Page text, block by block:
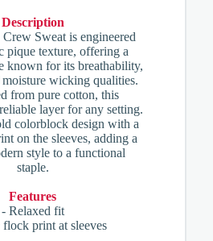
Description
Sweat is engineered
pique texture, offering a
known for its breathability,
wicking qualities.
from pure cotton, this
layer for any setting.
colorblock design with a
on the sleeves, adding a
style to a functional
staple.
Features
- Relaxed fit
print at sleeves